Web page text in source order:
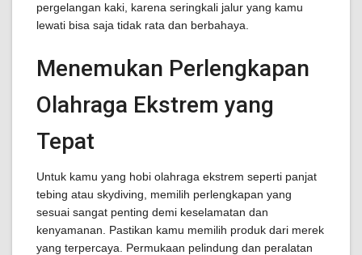
pergelangan kaki, karena seringkali jalur yang kamu
lewati bisa saja tidak rata dan berbahaya.
Menemukan Perlengkapan
Olahraga Ekstrem yang
Tepat
Untuk kamu yang hobi olahraga ekstrem seperti panjat
tebing atau skydiving, memilih perlengkapan yang
sesuai sangat penting demi keselamatan dan
kenyamanan. Pastikan kamu memilih produk dari merek
yang terpercaya. Permukaan pelindung dan peralatan